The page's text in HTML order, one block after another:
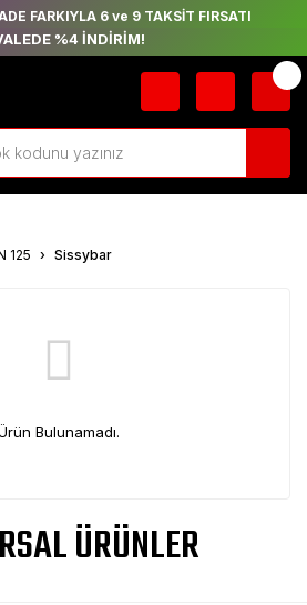
FARKIYLA 6 ve 9 TAKSİT FIRSATI
%4 İNDİRİM!
125 Sissybar
Bulunamadı.
ÜRÜNLER